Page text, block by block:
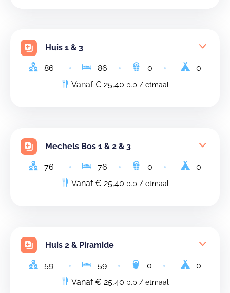
Huis 1 & 3
86 86 0
0
Vanaf € 25,40 p.p / etmaal
Mechels Bos 1 & 2 & 3
76 76 0
0
Vanaf € 25,40 p.p / etmaal
Huis 2 & Piramide
59 59 0
0
Vanaf € 25,40 p.p / etmaal